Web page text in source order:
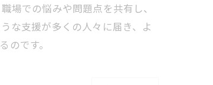
場での悩みや問題点を共有し、
な支援が多くの人々に届き、よ
です。